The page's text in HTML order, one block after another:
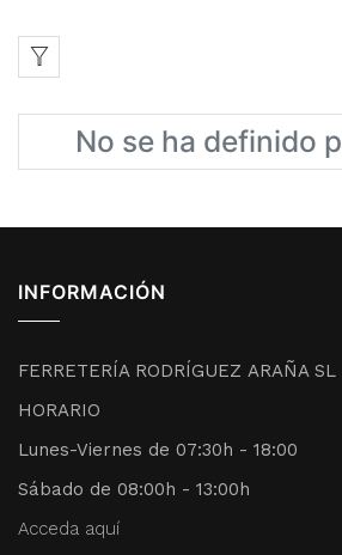
No se ha definido
INFORMACIÓN
FERRETERÍA RODRÍGUEZ ARAÑA SL
HORARIO
Lunes-Viernes de 07:30h - 18:00
Sábado de 08:00h - 13:00h
Acceda aquí